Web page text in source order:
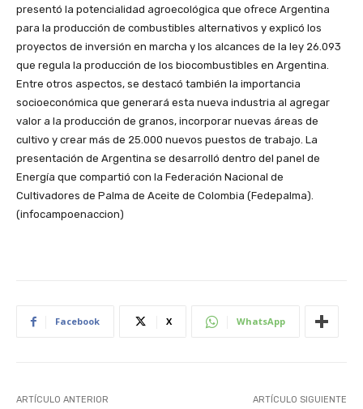
presentó la potencialidad agroecológica que ofrece Argentina
para la producción de combustibles alternativos y explicó los
proyectos de inversión en marcha y los alcances de la ley 26.093
que regula la producción de los biocombustibles en Argentina.
Entre otros aspectos, se destacó también la importancia
socioeconómica que generará esta nueva industria al agregar
valor a la producción de granos, incorporar nuevas áreas de
cultivo y crear más de 25.000 nuevos puestos de trabajo. La
presentación de Argentina se desarrolló dentro del panel de
Energía que compartió con la Federación Nacional de
Cultivadores de Palma de Aceite de Colombia (Fedepalma).
(infocampoenaccion)
Facebook X WhatsApp
ARTÍCULO ANTERIOR ARTÍCULO SIGUIENTE